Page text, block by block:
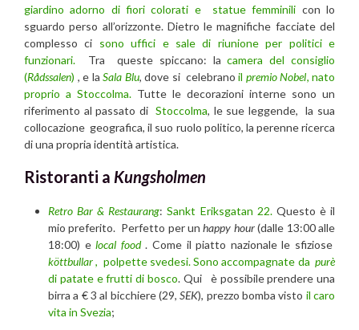
giardino adorno di fiori colorati e statue femminili con lo
sguardo perso all’orizzonte. Dietro le magnifiche facciate del
complesso ci sono uffici e sale di riunione per politici e
funzionari.
Tra queste spiccano: lacamera del consiglio
(Rådssalen) , e laSala Blu, dove si celebranoil premio Nobel, nato
proprio a Stoccolma. Tutte le decorazioni interne sono un
riferimento al passato diStoccolma, le sue leggende, la sua
collocazione geografica, il suo ruolo politico, la perenne ricerca
di una propria identità artistica.
Ristoranti a Kungsholmen
Retro Bar & Restaurang:Sankt Eriksgatan 22.Questo è il
mio preferito. Perfetto per unhappy hour(dalle 13:00 alle
18:00) elocal food. Come il piatto nazionale le sfiziose
köttbullar, polpette svedesi. Sono accompagnate dapurè
di patate e frutti di bosco. Qui è possibile prendere una
birra a € 3 al bicchiere (29,SEK), prezzo bomba visto il caro
vita in Svezia;